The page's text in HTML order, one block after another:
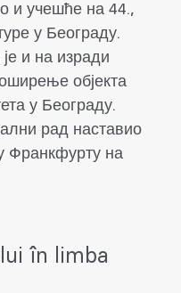
и учешће на 44.,
у Београду.
и на изради
објекта
у Београду.
рад наставио
Франкфурту на
în limba